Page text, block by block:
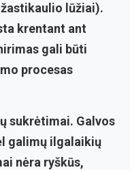
lūžiai).
krentant ant
gali būti
procesas
sukrėtimai. Galvos
galimų ilgalaikių
nėra ryškūs,